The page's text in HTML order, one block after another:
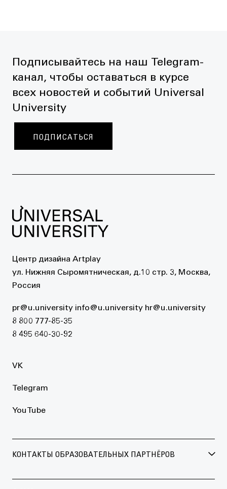
Подписывайтесь на наш Telegram-
канал, чтобы оставаться в курсе
всех новостей и событий Universal
University
ПОДПИСАТЬСЯ
Центр дизайна Artplay
ул. Нижняя Сыромятническая, д.10 стр. 3, Москва,
Россия
pr@u.university info@u.university hr@u.university
8 800 777-85-35
8 495 640-30-92
VK
Telegram
YouTube
КОНТАКТЫ ОБРАЗОВАТЕЛЬНЫХ ПАРТНЁРОВ